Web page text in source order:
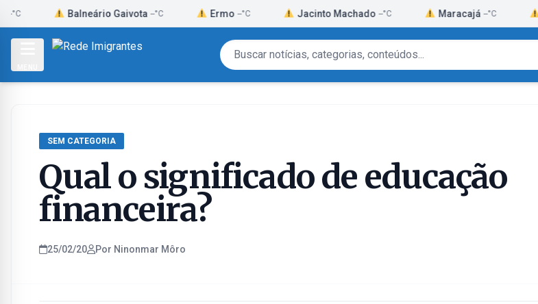
Skip
content
Balneário Gaivota --°C --°C Jacinto Machado --°C Maracajá --°C Meleiro
SEM CATEGORIA
Qual o significado de educação
financeira?
25/02/20 Por Ninonmar Môro